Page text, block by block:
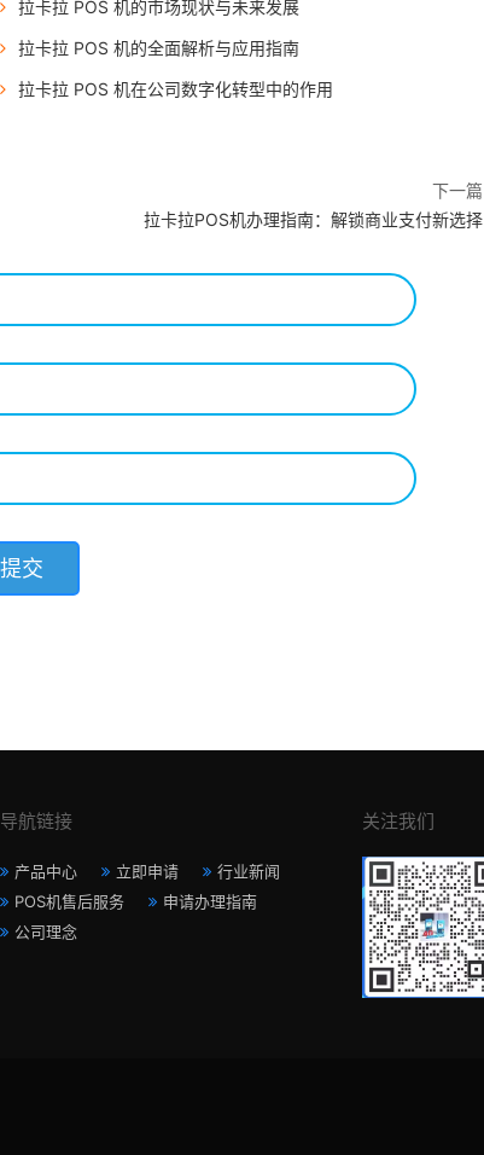
拉卡拉 POS 机的市场现状与未来发展
拉卡拉 POS 机的全面解析与应用指南
拉卡拉 POS 机在公司数字化转型中的作用
下一篇
拉卡拉POS机办理指南：解锁商业支付新选择
导航链接
产品中心 立即申请
行业新闻
POS机售后服务
申请办理指南
公司理念
关注我们